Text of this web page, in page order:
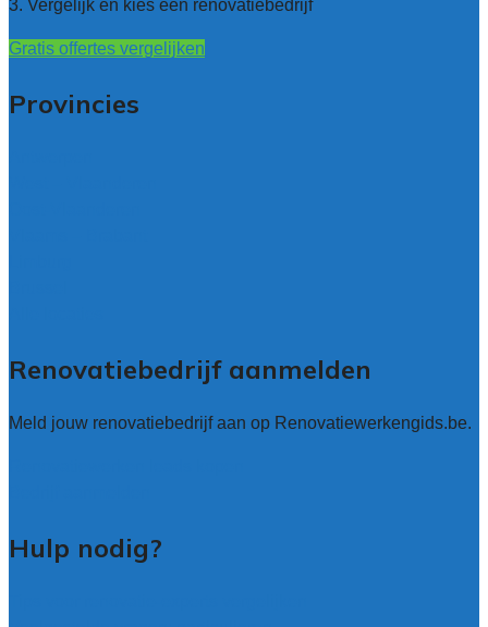
3. Vergelijk en kies een renovatiebedrijf
Gratis offertes vergelijken
Provincies
Renovatiebedrijf aanmelden
Meld jouw renovatiebedrijf aan op Renovatiewerkengids.be.
Hulp nodig?